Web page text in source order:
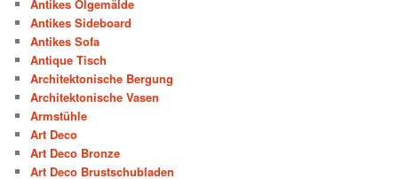
Antikes Ölgemälde
Antikes Sideboard
Antikes Sofa
Antique Tisch
Architektonische Bergung
Architektonische Vasen
Armstühle
Art Deco
Art Deco Bronze
Art Deco Brustschubladen